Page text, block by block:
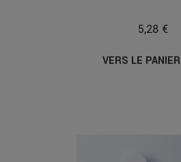
5,28 €
VERS LE PANIER